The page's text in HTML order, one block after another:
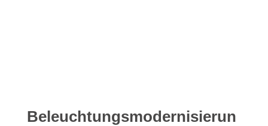
Beleuchtungsmodernisierun